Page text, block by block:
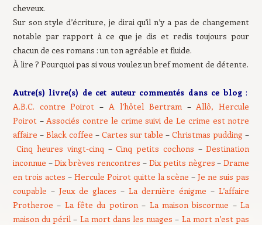
cheveux.
Sur son style d’écriture, je dirai qu’il n’y a pas de changement
notable par rapport à ce que je dis et redis toujours pour
chacun de ces romans : un ton agréable et fluide.
À lire ? Pourquoi pas si vous voulez un bref moment de détente.
Autre(s) livre(s) de cet auteur commentés dans ce blog:
A.B.C. contre Poirot – A l’hôtel Bertram – Allô, Hercule
Poirot – Associés contre le crime suivi de Le crime est notre
affaire – Black coffee – Cartes sur table –Christmas pudding –
Cinq heures vingt-cinq –Cinq petits cochons –Destination
inconnue –Dix brèves rencontres – Dix petits nègres –Drame
en trois actes – Hercule Poirot quitte la scène –Je ne suis pas
coupable – Jeux de glaces –La dernière énigme –L’affaire
Protheroe – La fête du potiron – La maison biscornue –La
maison du péril – La mort dans les nuages – La mort n’est pas